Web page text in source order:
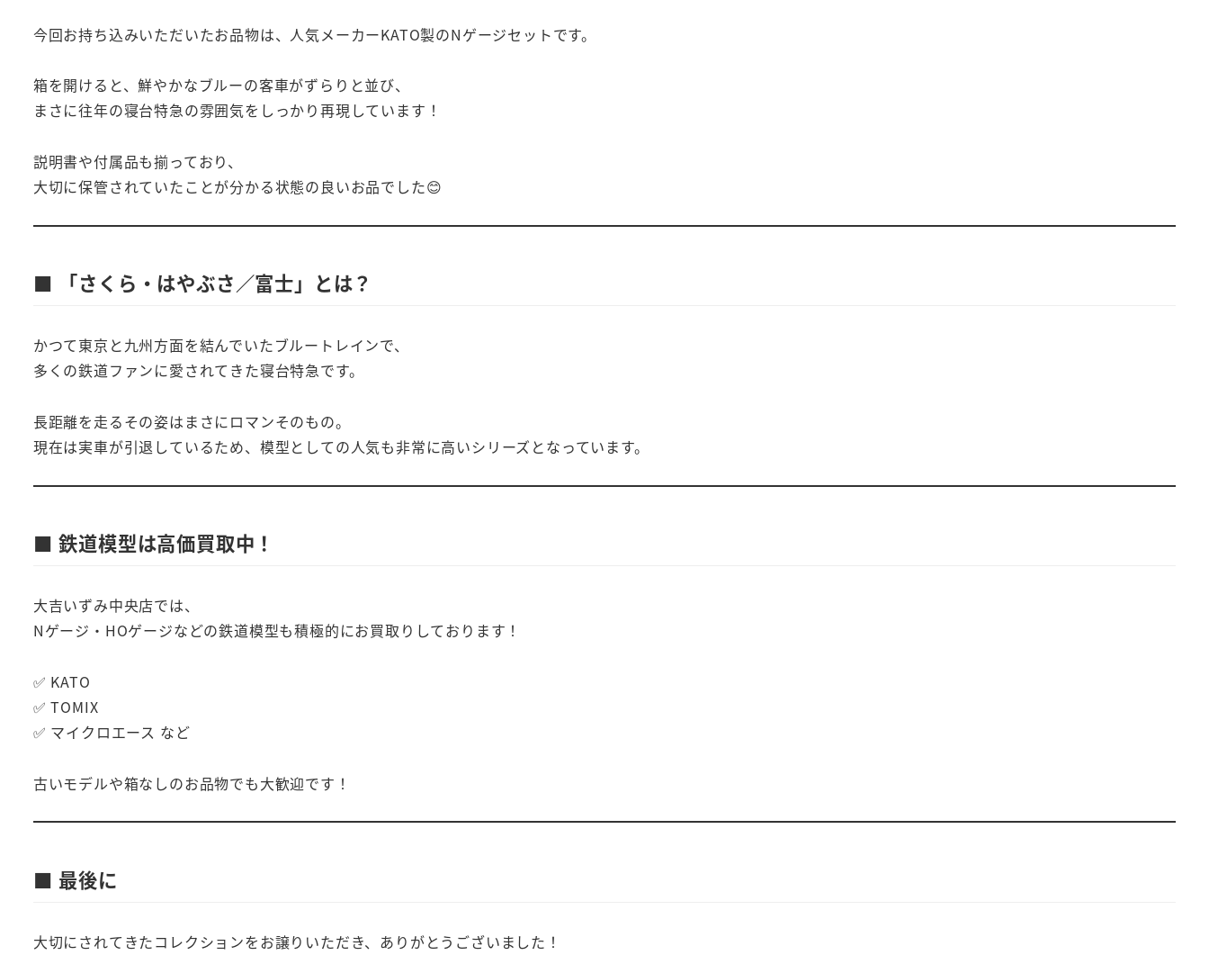
今回お持ち込みいただいたお品物は、人気メーカーKATO製のNゲージセットです。
箱を開けると、鮮やかなブルーの客車がずらりと並び、
まさに往年の寝台特急の雰囲気をしっかり再現しています！
説明書や付属品も揃っており、
大切に保管されていたことが分かる状態の良いお品でした😊
■ 「さくら・はやぶさ／富士」とは？
かつて東京と九州方面を結んでいたブルートレインで、
多くの鉄道ファンに愛されてきた寝台特急です。
長距離を走るその姿はまさにロマンそのもの。
現在は実車が引退しているため、模型としての人気も非常に高いシリーズとなっています。
■ 鉄道模型は高価買取中！
大吉いずみ中央店では、
Nゲージ・HOゲージなどの鉄道模型も積極的にお買取りしております！
✅ KATO
✅ TOMIX
✅ マイクロエース など
古いモデルや箱なしのお品物でも大歓迎です！
■ 最後に
大切にされてきたコレクションをお譲りいただき、ありがとうございました！